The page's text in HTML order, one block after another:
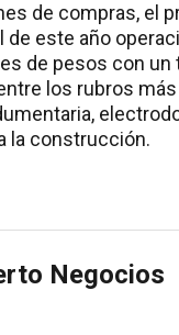
de compras, el
de este año
de pesos con
los rubros
la construcción.
Negocios